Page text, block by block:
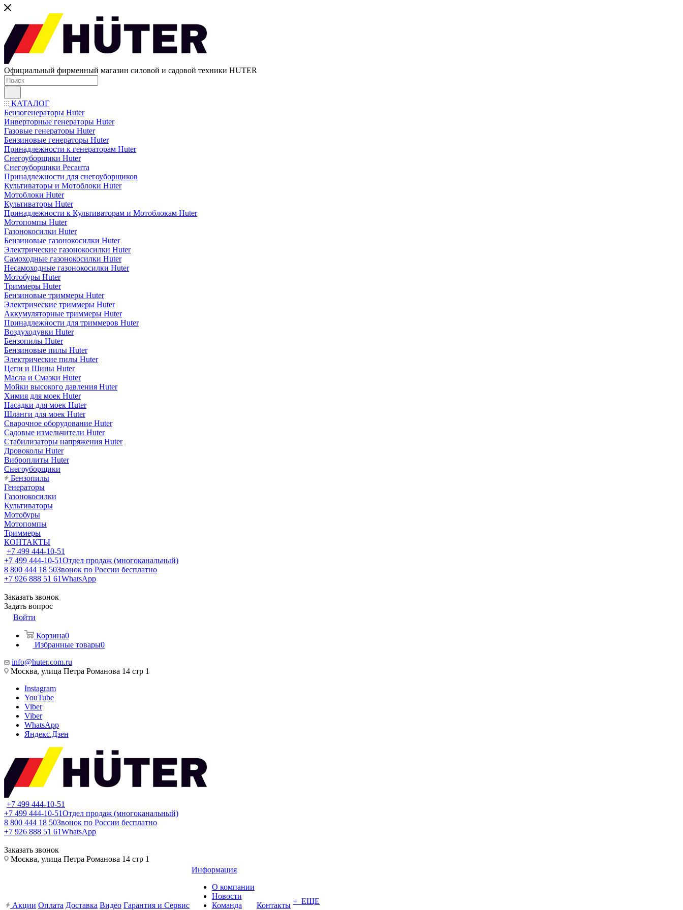
Официальный фирменный магазин силовой и садовой техники HUTER
КАТАЛОГ
Бензогенераторы Huter
Инверторные генераторы Huter
Газовые генераторы Huter
Бензиновые генераторы Huter
Принадлежности к генераторам Huter
Снегоуборщики Huter
Снегоуборщики Ресанта
Принадлежности для снегоуборщиков
Культиваторы и Мотоблоки Huter
Мотоблоки Huter
Культиваторы Huter
Принадлежности к Культиваторам и Мотоблокам Huter
Мотопомпы Huter
Газонокосилки Huter
Бензиновые газонокосилки Huter
Электрические газонокосилки Huter
Самоходные газонокосилки Huter
Несамоходные газонокосилки Huter
Мотобуры Huter
Триммеры Huter
Бензиновые триммеры Huter
Электрические триммеры Huter
Аккумуляторные триммеры Huter
Принадлежности для триммеров Huter
Воздуходувки Huter
Бензопилы Huter
Бензиновые пилы Huter
Электрические пилы Huter
Цепи и Шины Huter
Масла и Смазки Huter
Мойки высокого давления Huter
Химия для моек Huter
Насадки для моек Huter
Шланги для моек Huter
Сварочное оборудование Huter
Садовые измельчители Huter
Стабилизаторы напряжения Huter
Дровоколы Huter
Виброплиты Huter
Снегоуборщики
Бензопилы
Генераторы
Газонокосилки
Культиваторы
Мотобуры
Мотопомпы
Триммеры
КОНТАКТЫ
+7 499 444-10-51
+7 499 444-10-51Отдел продаж (многоканальный)
8 800 444 18 50Звонок по России бесплатно
+7 926 888 51 61WhatsApp
Заказать звонок
Задать вопрос
Войти
Корзина0
Избранные товары0
info@huter.com.ru
Москва, улица Петра Романова 14 стр 1
Instagram
YouTube
Viber
Viber
WhatsApp
Яндекс.Дзен
+7 499 444-10-51
+7 499 444-10-51Отдел продаж (многоканальный)
8 800 444 18 50Звонок по России бесплатно
+7 926 888 51 61WhatsApp
Заказать звонок
Москва, улица Петра Романова 14 стр 1
Акции Оплата Доставка Видео Гарантия и Сервис
Информация
О компании
Новости
Команда
Контакты + ЕЩЕ